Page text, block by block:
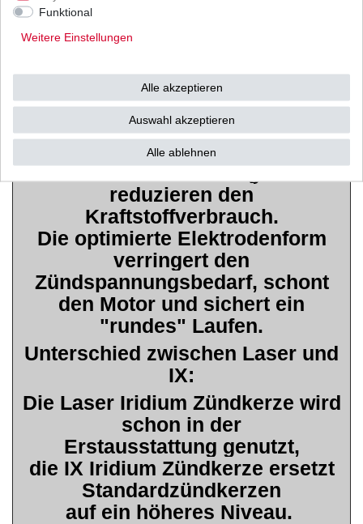
Das wiederum reduziert die
Höchste Zündsicherheit,
gleichmäßige Verbrennung,
optimale Motorleistung, spontane
Gasannahmen sind das Ergebnis
modernster Technologie und
reduzieren den
Kraftstoffverbrauch.
Die optimierte Elektrodenform
verringert den
Zündspannungsbedarf, schont
den Motor und sichert ein
"rundes" Laufen.
Unterschied zwischen Laser und
IX:
Die Laser Iridium Zündkerze wird
schon in der
Erstausstattung genutzt,
die IX Iridium Zündkerze ersetzt
Standardzündkerzen
auf ein höheres Niveau.
Funktional
Weitere Einstellungen
Alle akzeptieren
Auswahl akzeptieren
Alle ablehnen